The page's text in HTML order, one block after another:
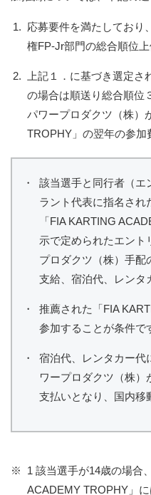
1. 応募要件を満たしており
権FP-Jr部門の総合順位上
2.
上記１．に基づき選定
の場合は順送り総合順位
パワープロダクツ（株）
TROPHY」の翌年の参加
・
該当選手と同行者（エ
ラント代表に指名され
「FIA KARTING
示で定められたエント
プロダクツ（株）手配
支給、宿泊代、レンタ
・
推薦された「FIA
参加することが条件で
・
宿泊代、レンタカー代
ワープロダクツ（株）
支払いとなり、国内移
※
1 該当選手が14歳の場合
ACADEMY TROPHY」